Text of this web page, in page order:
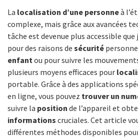
La localisation d’une personneà
complexe, mais grâce aux avancées
tâche est devenue plus accessible que
pour des raisons de sécurité
enfantou pour suivre les
plusieurs moyens efficaces pour
portable. Grâce à des applications
en ligne, vous pouvez trouver un
suivre la position de l’appareil et
informations cruciales. Cet article
différentes méthodes disponibles